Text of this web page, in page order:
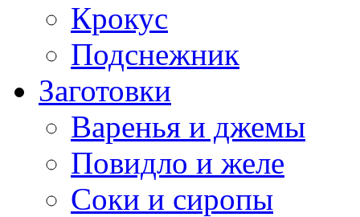
Крокус
Подснежник
Заготовки
Варенья и джемы
Повидло и желе
Соки и сиропы